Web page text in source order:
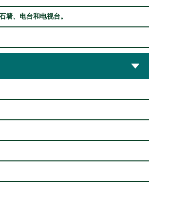
墙、电台和电视台。